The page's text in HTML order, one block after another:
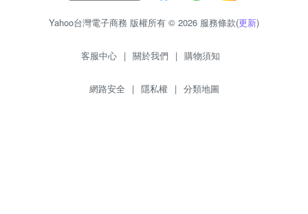
Yahoo台灣電子商務 版權所有 © 2026 服務條款(更新)
客服中心 | 關於我們 | 購物須知
網路安全 | 隱私權 | 分類地圖